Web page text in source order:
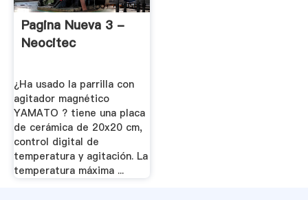
Pagina Nueva 3 -
Neocitec
¿Ha usado la parrilla con
agitador magnético
YAMATO ? tiene una placa
de cerámica de 20x20 cm,
control digital de
temperatura y agitación. La
temperatura máxima ...